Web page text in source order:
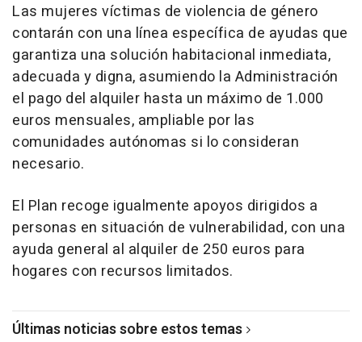
Las mujeres víctimas de violencia de género
contarán con una línea específica de ayudas que
garantiza una solución habitacional inmediata,
adecuada y digna, asumiendo la Administración
el pago del alquiler hasta un máximo de 1.000
euros mensuales, ampliable por las
comunidades autónomas si lo consideran
necesario.
El Plan recoge igualmente apoyos dirigidos a
personas en situación de vulnerabilidad, con una
ayuda general al alquiler de 250 euros para
hogares con recursos limitados.
Últimas noticias sobre estos temas